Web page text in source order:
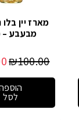
מארז יין
מבעבע –
₪100.00
לסל